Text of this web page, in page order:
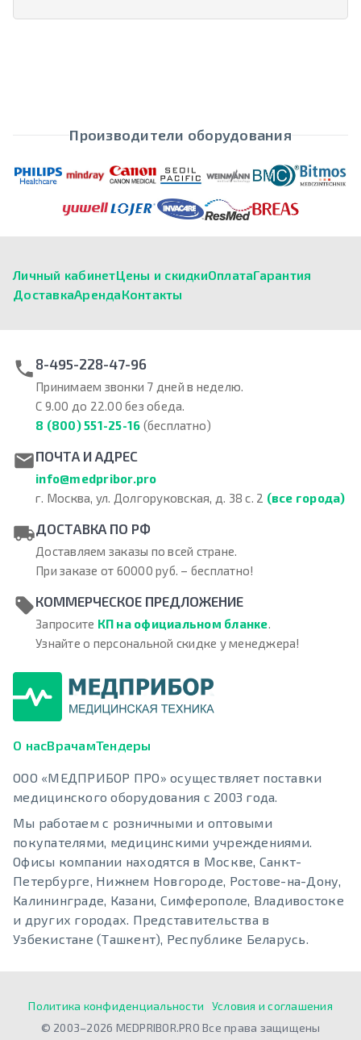
Производители оборудования
Личный кабинетЦены и скидкиОплатаГарантия
ДоставкаАрендаКонтакты
8-495-228-47-96
Принимаем звонки 7 дней в неделю.
С 9.00 до 22.00 без обеда.
8 (800) 551-25-16 (бесплатно)
ПОЧТА И АДРЕС
info@medpribor.pro
г. Москва, ул. Долгоруковская, д. 38 с. 2 (все города)
ДОСТАВКА ПО РФ
Доставляем заказы по всей стране.
При заказе от 60000 руб. – бесплатно!
КОММЕРЧЕСКОЕ ПРЕДЛОЖЕНИЕ
Запросите КП на официальном бланке.
Узнайте о персональной скидке у менеджера!
О насВрачамТендеры
ООО «МЕДПРИБОР ПРО» осуществляет поставки
медицинского оборудования с 2003 года.
Мы работаем с розничными и оптовыми
покупателями, медицинскими учреждениями.
Офисы компании находятся в Москве, Санкт-
Петербурге, Нижнем Новгороде, Ростове-на-Дону,
Калининграде, Казани, Симферополе, Владивостоке
и других городах. Представительства в
Узбекистане (Ташкент), Республике Беларусь.
Политика конфиденциальности
Условия и соглашения
© 2003–2026 MEDPRIBOR.PRO Все права защищены